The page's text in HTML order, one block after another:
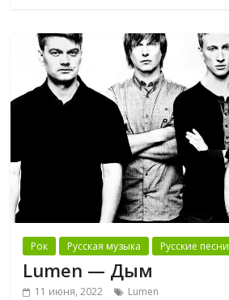
Рок Русская музыка Русские песни
Lumen — Дым
11 июня, 2022 Lumen